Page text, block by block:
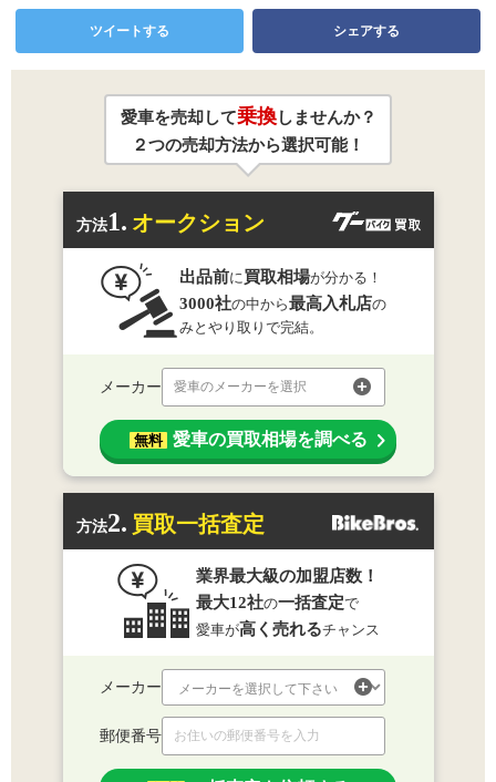
ツイートする シェアする
愛車を売却して乗換しませんか？
２つの売却方法から選択可能！
方法1. オークション
出品前に買取相場が分かる！
3000社の中から最高入札店の
みとやり取りで完結。
メーカー 愛車のメーカーを選択
無料 愛車の買取相場を調べる
方法2. 買取一括査定
業界最大級の加盟店数！
最大12社の一括査定で
愛車が高く売れるチャンス
メーカー
郵便番号